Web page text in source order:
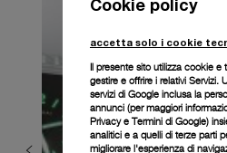
Cookie policy
accetta solo i cookie
Il presente sito utilizza cookie e
gestire e offrire i relativi Servizi.
servizi di Google inclusa la
annunci (per maggiori
Privacy e Termini di Google)
analitici e a quelli di terze parti
migliorare l'esperienza di